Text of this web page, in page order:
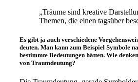
„Träume sind kreative
Themen, die einen tagsüber
Es gibt ja auch verschiedene
deuten. Man kann zum Beispiel Symbole
bestimmte Bedeutungen hätten. Wie
von Traumdeutung?